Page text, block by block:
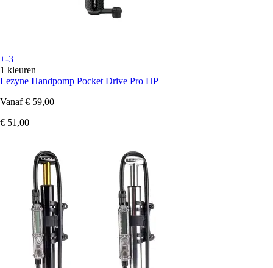
+-3
1 kleuren
Lezyne Handpomp Pocket Drive Pro HP
Vanaf € 59,00
€ 51,00